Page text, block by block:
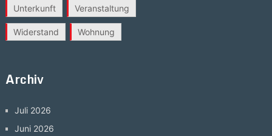
Unterkunft Veranstaltung
Widerstand Wohnung
Archiv
Juli 2026
Juni 2026